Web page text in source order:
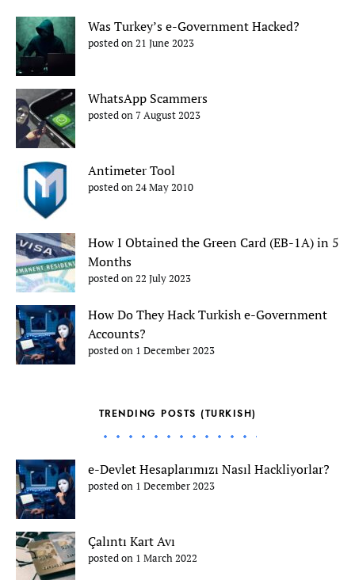
Was Turkey’s e-Government Hacked?
posted on 21 June 2023
WhatsApp Scammers
posted on 7 August 2023
Antimeter Tool
posted on 24 May 2010
How I Obtained the Green Card (EB-1A) in 5
Months
posted on 22 July 2023
How Do They Hack Turkish e-Government
Accounts?
posted on 1 December 2023
TRENDING POSTS (TURKISH)
e-Devlet Hesaplarımızı Nasıl Hackliyorlar?
posted on 1 December 2023
Çalıntı Kart Avı
posted on 1 March 2022